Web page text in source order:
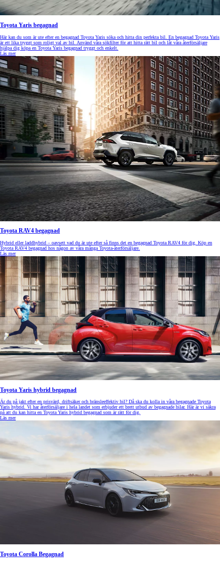
Toyota Yaris begagnad
Här kan du som är ute efter en begagnad Toyota Yaris söka och hitta din perfekta bil. En begagnad Toyota Yaris
är ett lika tryggt som roligt val av bil. Använd våra sökfilter för att hitta rätt bil och låt våra återförsäljare
hjälpa dig köpa en Toyota Yaris begagnad tryggt och enkelt.
Läs mer
Toyota RAV4 begagnad
Hybrid eller laddhybrid – oavsett vad du är ute efter så finns det en begagnad Toyota RAV4 för dig. Köp en
Toyota RAV4 begagnad hos någon av våra många Toyota-återförsäljare.
Läs mer
Toyota Yaris hybrid begagnad
Är du på jakt efter en prisvärd, driftsäker och bränsleeffektiv bil? Då ska du kolla in våra begagnade Toyota
Yaris hybrid. Vi har återförsäljare i hela landet som erbjuder ett brett utbud av begagnade bilar. Här är vi säkra
på att du kan hitta en Toyota Yaris hybrid begagnad som är rätt för dig.
Läs mer
Toyota Corolla Begagnad